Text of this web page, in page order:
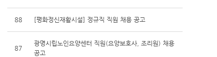
88 [평화정신재활시설] 정규직 직원 채용 공고
87
광명시립노인요양센터 직원(요양보호사, 조리원) 채용
공고